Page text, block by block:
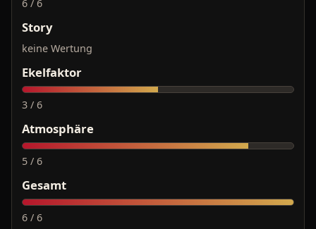
6 / 6
Story
keine Wertung
Ekelfaktor
3 / 6
Atmosphäre
5 / 6
Gesamt
6 / 6